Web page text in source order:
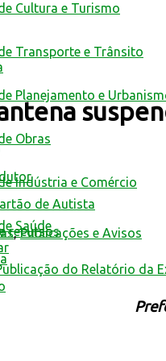
de Autista
recursos
Cultura e Turismo
Transporte e Trânsito
Planejamento e
Obras
Indústria e Comércio
Saúde
do Relatório da
,Publicações e Avisos